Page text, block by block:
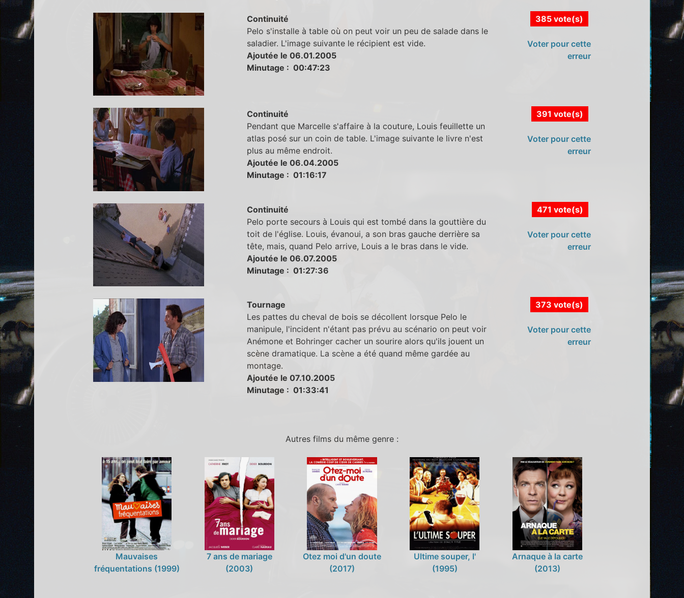
Continuité
Pelo s'installe à table où on peut voir un peu de salade dans le
saladier. L'image suivante le récipient est vide.
Ajoutée le 06.01.2005
Minutage : 00:47:23
385 vote(s)
Voter pour cette
erreur
Continuité
Pendant que Marcelle s'affaire à la couture, Louis feuillette un
atlas posé sur un coin de table. L'image suivante le livre n'est
plus au même endroit.
Ajoutée le 06.04.2005
Minutage : 01:16:17
391 vote(s)
Voter pour cette
erreur
Continuité
Pelo porte secours à Louis qui est tombé dans la gouttière du
toit de l'église. Louis, évanoui, a son bras gauche derrière sa
tête, mais, quand Pelo arrive, Louis a le bras dans le vide.
Ajoutée le 06.07.2005
Minutage : 01:27:36
471 vote(s)
Voter pour cette
erreur
Tournage
Les pattes du cheval de bois se décollent lorsque Pelo le
manipule, l'incident n'étant pas prévu au scénario on peut voir
Anémone et Bohringer cacher un sourire alors qu'ils jouent un
scène dramatique. La scène a été quand même gardée au
montage.
Ajoutée le 07.10.2005
Minutage : 01:33:41
373 vote(s)
Voter pour cette
erreur
Autres films du même genre :
Mauvaises
fréquentations (1999)
7 ans de mariage
(2003)
Otez moi d'un doute
(2017)
Ultime souper, l'
(1995)
Arnaque à la carte
(2013)